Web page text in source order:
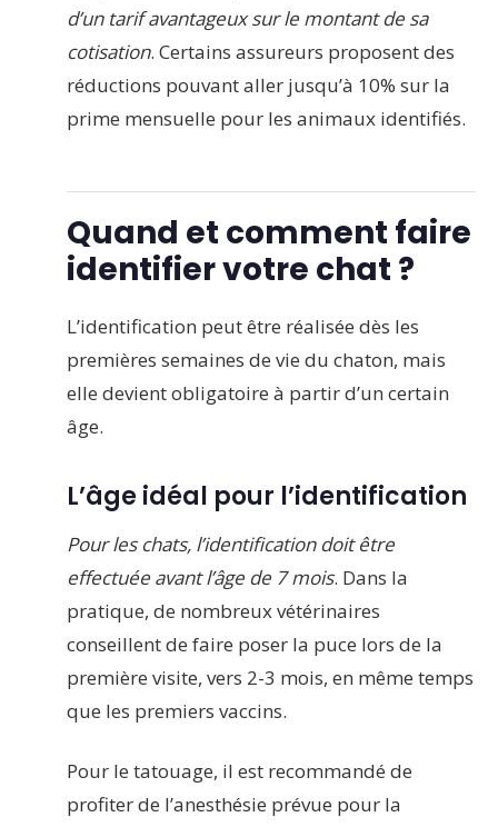
d’un tarif avantageux sur le montant de sa
cotisation. Certains assureurs proposent des
réductions pouvant aller jusqu’à 10% sur la
prime mensuelle pour les animaux identifiés.
Quand et comment faire
identifier votre chat ?
L’identification peut être réalisée dès les
premières semaines de vie du chaton, mais
elle devient obligatoire à partir d’un certain
âge.
L’âge idéal pour l’identification
Pour les chats, l’identification doit être
effectuée avant l’âge de 7 mois. Dans la
pratique, de nombreux vétérinaires
conseillent de faire poser la puce lors de la
première visite, vers 2-3 mois, en même temps
que les premiers vaccins.
Pour le tatouage, il est recommandé de
profiter de l’anesthésie prévue pour la